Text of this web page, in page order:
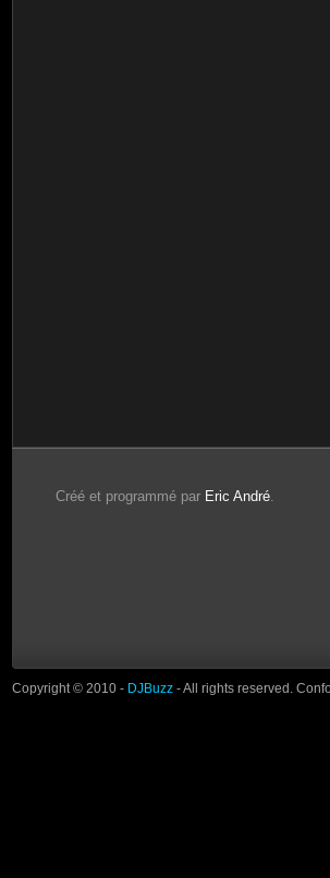
Créé et programmé par Eric André
Copyright © 2010 - DJBuzz - All rights reserved.